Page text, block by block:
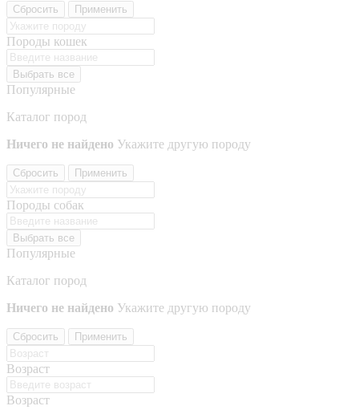
Сбросить Применить
Породы кошек
Выбрать все
Популярные
Каталог пород
Ничего не найдено Укажите другую породу
Сбросить Применить
Породы собак
Выбрать все
Популярные
Каталог пород
Ничего не найдено Укажите другую породу
Сбросить Применить
Возраст
Возраст